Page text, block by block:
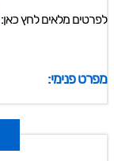
לפרטים מלאים לחץ כאן:
מפרט פנימי: